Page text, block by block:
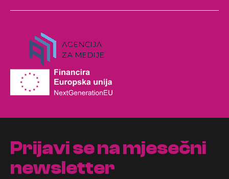
Prijavi se na mjesečni
newsletter